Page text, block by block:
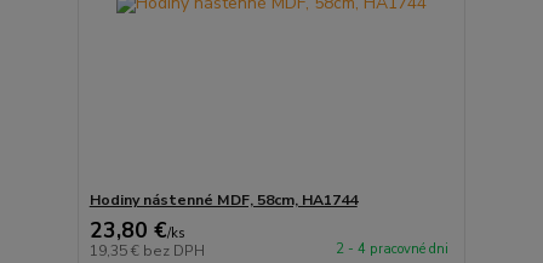
Hodiny nástenné MDF, 58cm, HA1744
23,80 €/ks
19,35 € bez DPH 2 - 4 pracovné dni